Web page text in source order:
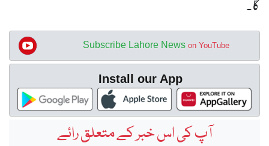
Subscribe Lahore News on YouTube
Install our App
آپ کی اس خبر کے متعلق رائے